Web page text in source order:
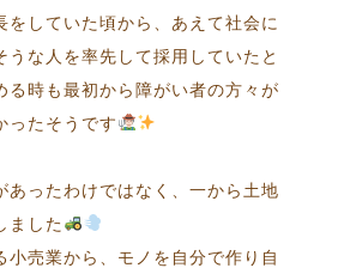
をしていた頃から、あえて社会に
うな人を率先して採用していたと
る時も最初から障がい者の方々が
ったそうです
あったわけではなく、一から土地
ました
小売業から、モノを自分で作り自